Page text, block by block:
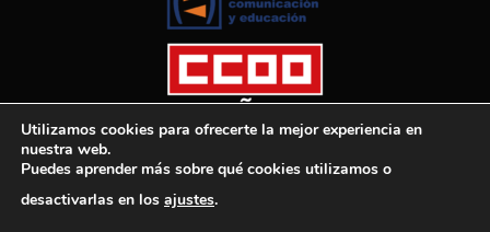
Utilizamos cookies para ofrecerte la mejor experiencia en
nuestra web.
Puedes aprender más sobre qué cookies utilizamos o
desactivarlas en los ajustes.